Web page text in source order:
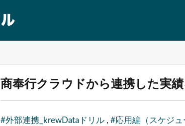
商奉行クラウドから連携した実
#外部連携_krewDataドリル , #応用編（スケジ